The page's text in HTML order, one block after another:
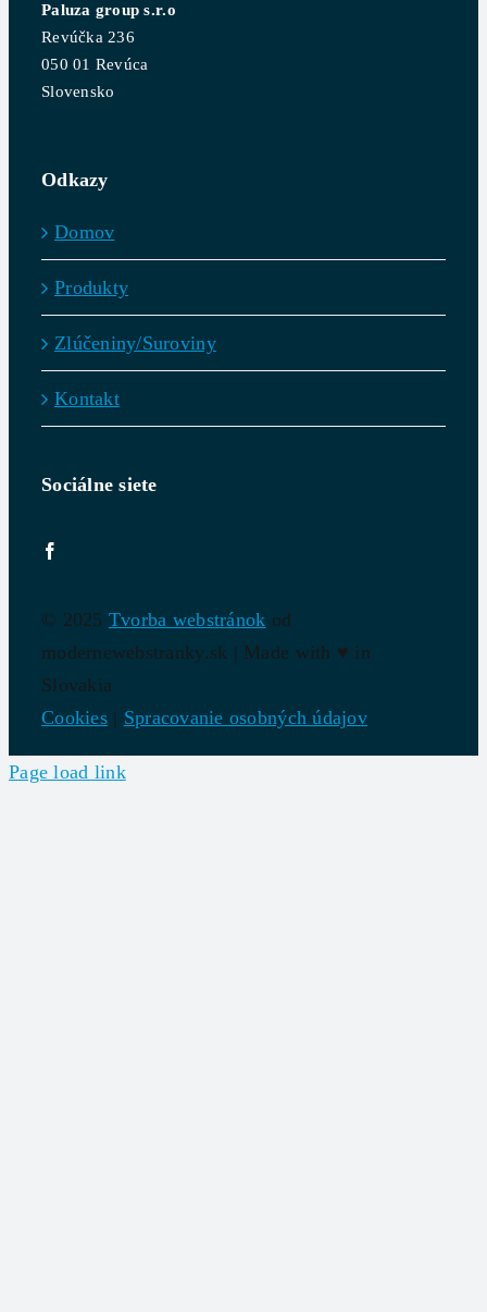
Paluza group s.r.o
Revúčka 236
050 01 Revúca
Slovensko
Odkazy
Domov
Produkty
Zlúčeniny/Suroviny
Kontakt
Sociálne siete
© 2025 Tvorba webstránok od
modernewebstranky.sk | Made with ♥ in
Slovakia
Cookies | Spracovanie osobných údajov
Page load link